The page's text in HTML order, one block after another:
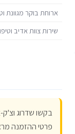
ארוחת בוקר מגוונת
שירות צוות אדיב
בקשו שדרוג
פרטי ההזמנה